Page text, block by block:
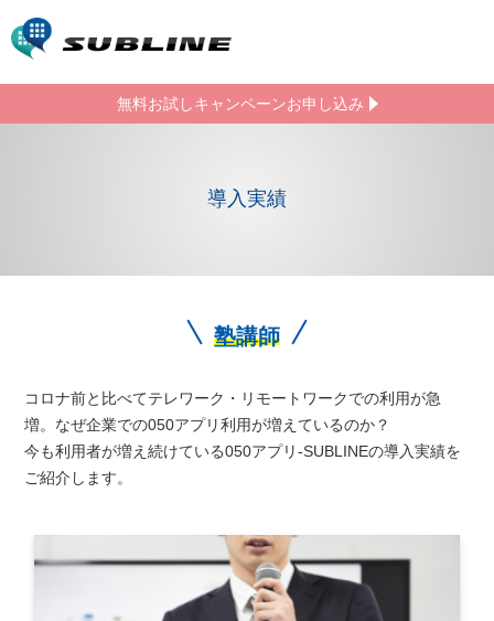
無料お試しキャンペーンお申し込み
導入実績
塾講師
コロナ前と⽐べてテレワーク・リモートワークでの利⽤が急
増。なぜ企業での050アプリ利⽤が増えているのか？
今も利⽤者が増え続けている050アプリ-SUBLINEの導⼊実績を
ご紹介します。